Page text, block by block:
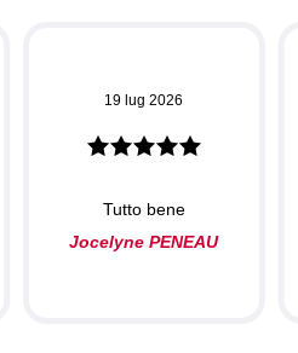
19 lug 2026
Tutto bene
Jocelyne PENEAU